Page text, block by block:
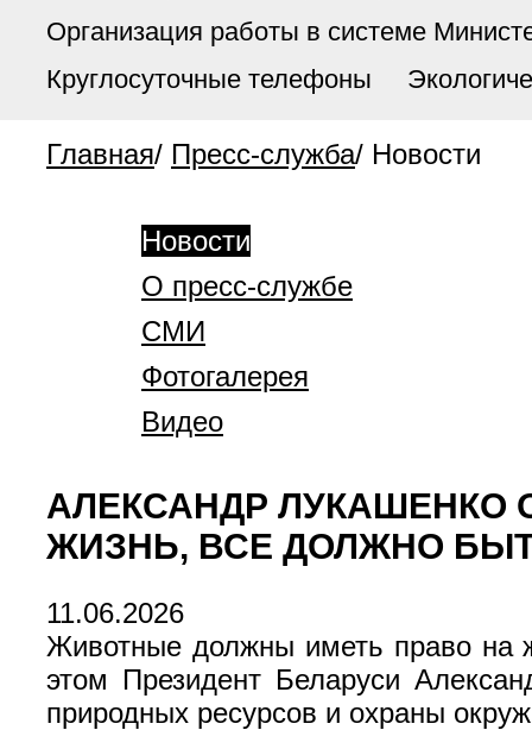
Организация работы в системе
Круглосуточные телефоны
Главная/ Пресс-служба/ Новости
Новости
О пресс-службе
СМИ
Фотогалерея
Видео
АЛЕКСАНДР
ЖИЗНЬ, ВСЕ ДОЛЖНО
11.06.2026
Животные должны иметь право на
этом Президент Беларуси
природных ресурсов и охраны